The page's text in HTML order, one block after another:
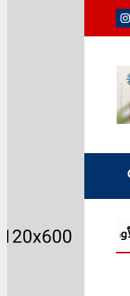
شركة «Liberty Developments» تطلق أولى فعالياتها الترفيهية بمشروع «AT» في حفل ضخم للميجا ستار أحمد سع...